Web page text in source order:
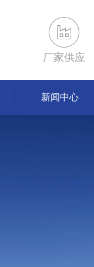
厂家供应
新闻中心